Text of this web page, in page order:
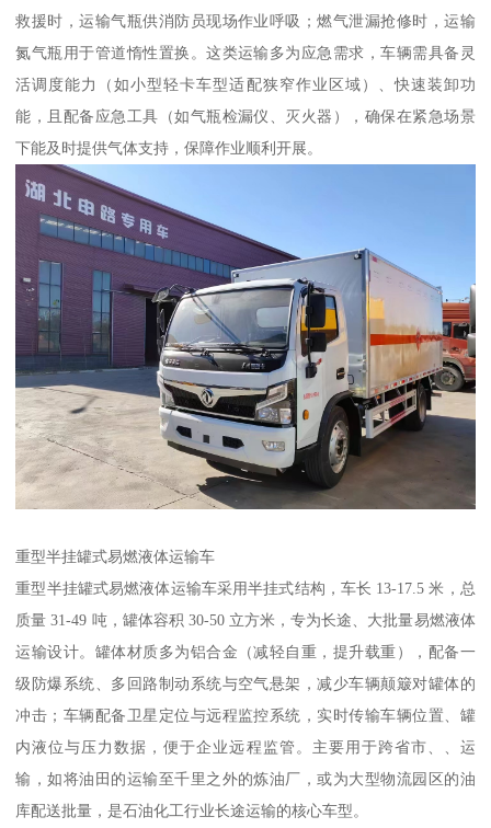
救援时，运输气瓶供消防员现场作业呼吸；燃气泄漏抢修时，运输
氮气瓶用于管道惰性置换。这类运输多为应急需求，车辆需具备灵
活调度能力（如小型轻卡车型适配狭窄作业区域）、快速装卸功
能，且配备应急工具（如气瓶检漏仪、灭火器），确保在紧急场景
下能及时提供气体支持，保障作业顺利开展。
重型半挂罐式易燃液体运输车​
重型半挂罐式易燃液体运输车采用半挂式结构，车长 13-17.5 米，总
质量 31-49 吨，罐体容积 30-50 立方米，专为长途、大批量易燃液体
运输设计。罐体材质多为铝合金（减轻自重，提升载重），配备一
级防爆系统、多回路制动系统与空气悬架，减少车辆颠簸对罐体的
冲击；车辆配备卫星定位与远程监控系统，实时传输车辆位置、罐
内液位与压力数据，便于企业远程监管。主要用于跨省市、、运
输，如将油田的运输至千里之外的炼油厂，或为大型物流园区的油
库配送批量，是石油化工行业长途运输的核心车型。​